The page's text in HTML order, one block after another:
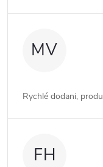
MV
Rychlé dodani,
FH